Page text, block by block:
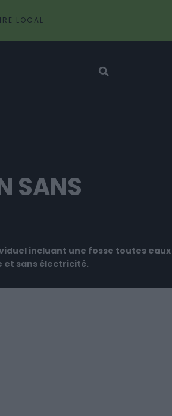
LOCAL
SANS
incluant une fosse toutes
et sans électricité.